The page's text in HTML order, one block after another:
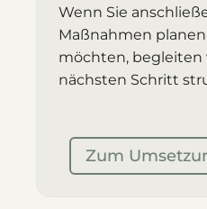
Wenn Sie
Maßnahmen
möchten, begleiten
nächsten Schritt
Zum